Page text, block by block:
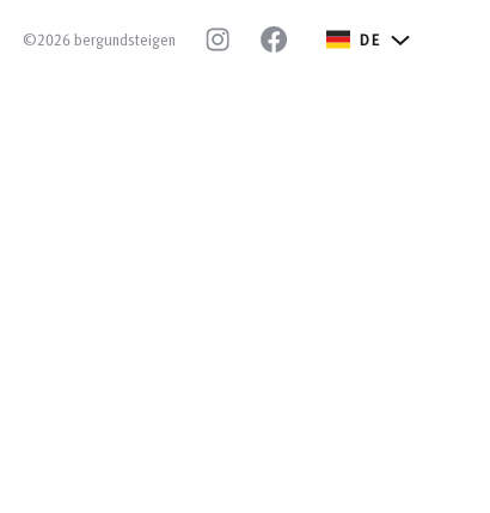
©2026 bergundsteigen DE